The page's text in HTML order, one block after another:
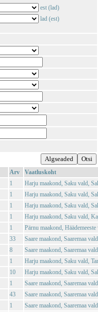
est (lad)
lad (est)
Arv
Vaatluskoht
1
Harju maakond, Saku vald,
1
Harju maakond, Saku vald,
1
Harju maakond, Saku vald,
1
Harju maakond, Saku vald,
1
Pärnu maakond,
33
Saare maakond, Saaremaa
8
Saare maakond, Saaremaa
1
Harju maakond, Saku vald,
10
Harju maakond, Saku vald,
1
Saare maakond, Saaremaa
43
Saare maakond, Saaremaa
1 Saare maakond, Saaremaa